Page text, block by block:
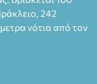
ΚΝΩΣΟΣ242
νότια από τον